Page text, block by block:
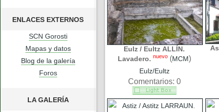
ENLACES EXTERNOS
SCN Gorosti
Mapas y datos
Blog de la galería
Foros
LA GALERÍA
Eulz / Eultz ALLÍN.
Lavadero. nuevo (MCM)
Eulz/Eultz
Comentarios: 0